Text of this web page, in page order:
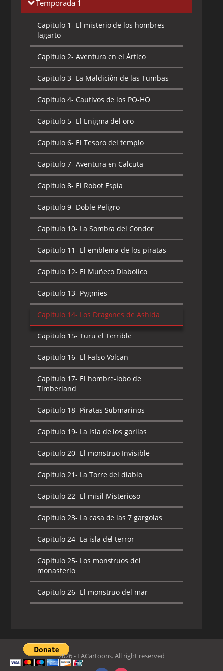
Temporada 1
Capitulo 1- El misterio de los hombres
lagarto
Capitulo 2- Aventura en el Ártico
Capitulo 3- La Maldición de las Tumbas
Capitulo 4- Cautivos de los PO-HO
Capitulo 5- El Enigma del oro
Capitulo 6- El Tesoro del templo
Capitulo 7- Aventura en Calcuta
Capitulo 8- El Robot Espía
Capitulo 9- Doble Peligro
Capitulo 10- La Sombra del Condor
Capitulo 11- El emblema de los piratas
Capitulo 12- El Muñeco Diabolico
Capitulo 13- Pygmies
Capitulo 14- Los Dragones de Ashida
Capitulo 15- Turu el Terrible
Capitulo 16- El Falso Volcan
Capitulo 17- El hombre-lobo de
Timberland
Capitulo 18- Piratas Submarinos
Capitulo 19- La isla de los gorilas
Capitulo 20- El monstruo Invisible
Capitulo 21- La Torre del diablo
Capitulo 22- El misil Misterioso
Capitulo 23- La casa de las 7 gargolas
Capitulo 24- La isla del terror
Capitulo 25- Los monstruos del
monasterio
Capitulo 26- El monstruo del mar
2026 - LACartoons. All right reserved